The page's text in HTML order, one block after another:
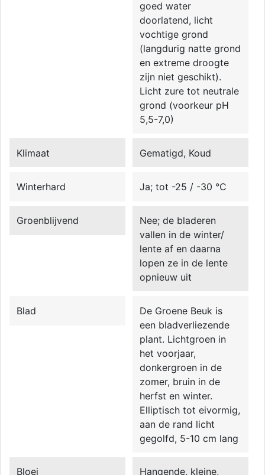
goed water
doorlatend, licht
vochtige grond
(langdurig natte grond
en extreme droogte
zijn niet geschikt).
Licht zure tot neutrale
grond (voorkeur pH
5,5-7,0)
Klimaat Gematigd, Koud
Winterhard Ja; tot -25 / -30 °C
Groenblijvend
Nee; de bladeren
vallen in de winter/
lente af en daarna
lopen ze in de lente
opnieuw uit
Blad
De Groene Beuk is
een bladverliezende
plant. Lichtgroen in
het voorjaar,
donkergroen in de
zomer, bruin in de
herfst en winter.
Elliptisch tot eivormig,
aan de rand licht
gegolfd, 5-10 cm lang
Bloei Hangende, kleine,